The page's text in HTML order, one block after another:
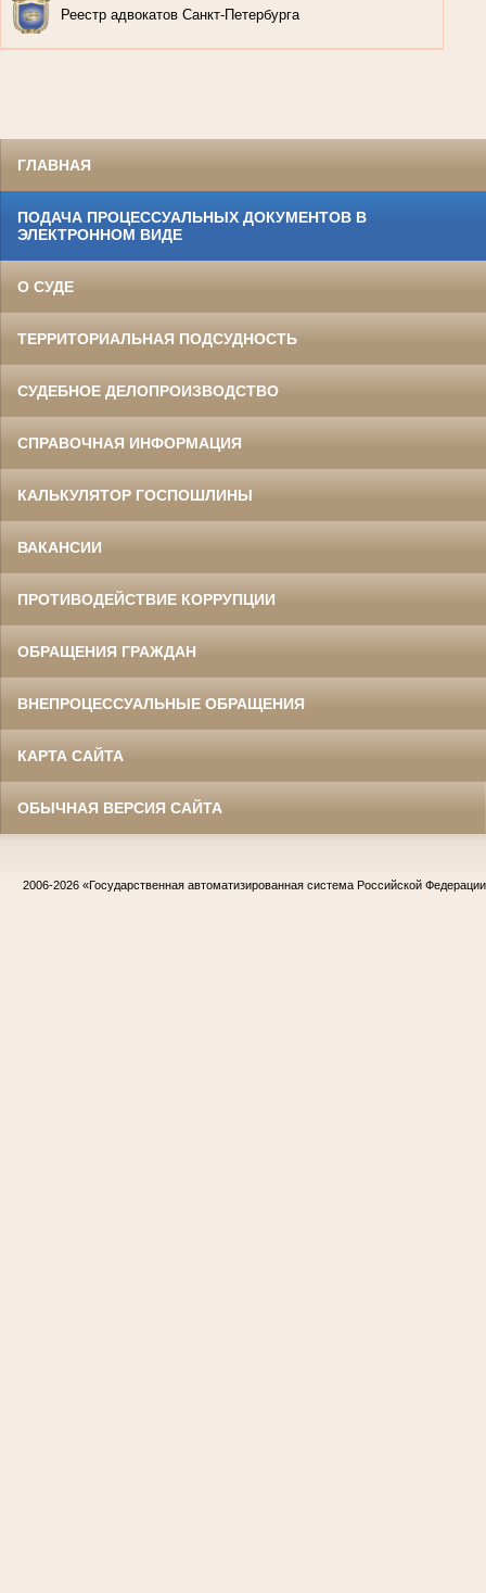
Реестр адвокатов Санкт-Петербурга
ГЛАВНАЯ
ПОДАЧА ПРОЦЕССУАЛЬНЫХ ДОКУМЕНТОВ В
ЭЛЕКТРОННОМ ВИДЕ
О СУДЕ
ТЕРРИТОРИАЛЬНАЯ ПОДСУДНОСТЬ
СУДЕБНОЕ ДЕЛОПРОИЗВОДСТВО
СПРАВОЧНАЯ ИНФОРМАЦИЯ
КАЛЬКУЛЯТОР ГОСПОШЛИНЫ
ВАКАНСИИ
ПРОТИВОДЕЙСТВИЕ КОРРУПЦИИ
ОБРАЩЕНИЯ ГРАЖДАН
ВНЕПРОЦЕССУАЛЬНЫЕ ОБРАЩЕНИЯ
КАРТА САЙТА
ОБЫЧНАЯ ВЕРСИЯ САЙТА
2006-2026 «Государственная автоматизированная система Российской